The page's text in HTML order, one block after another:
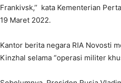
Frankivsk,’’ kata Kementerian
19 Maret 2022.
Kantor berita negara RIA Novosti
Kinzhal selama “operasi militer